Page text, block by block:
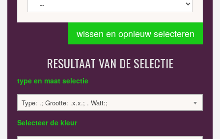
wissen en opnieuw selecteren
RESULTAAT VAN DE SELECTIE
type en maat selectie
Type: .; Grootte: .x.x.; . Watt:;
Selecteer de kleur